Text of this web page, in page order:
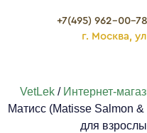
+7(495) 962-00-78
г. Москва,
VetLek/ Интернет-
Матисс (Matisse Salmon
для